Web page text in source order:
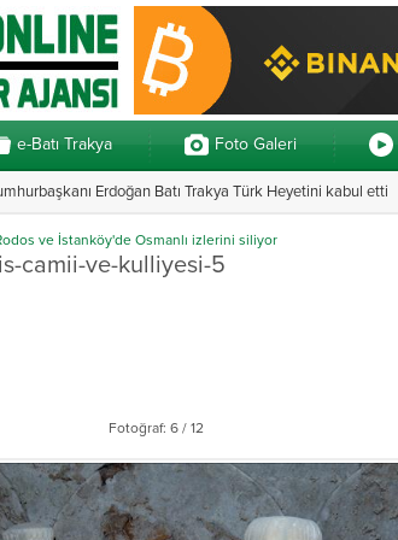
e-Batı Trakya Foto Galeri
Erdoğan Batı Trakya Türk Heyetini kabul etti
ve İstanköy'de Osmanlı izlerini siliyor
camii-ve-kulliyesi-5
Fotoğraf: 6 / 12